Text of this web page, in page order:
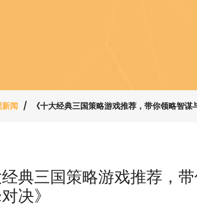
闻 《十大经典三国策略游戏推荐，带你领略智谋
经典三国策略游戏推荐，
决》